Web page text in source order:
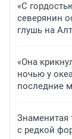
«С
северянин
глушь на
«Она
ночью у
последние
Знаменитая
с редкой